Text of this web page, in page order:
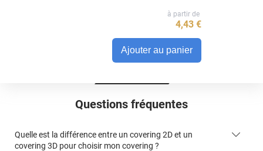
Questions fréquentes
Quelle est la différence entre un covering 2D et un
covering 3D pour choisir mon covering ?
Ajouter au panier
à partir de
4,43 €